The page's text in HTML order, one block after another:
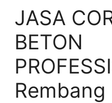
JASA
BETON
Rembang